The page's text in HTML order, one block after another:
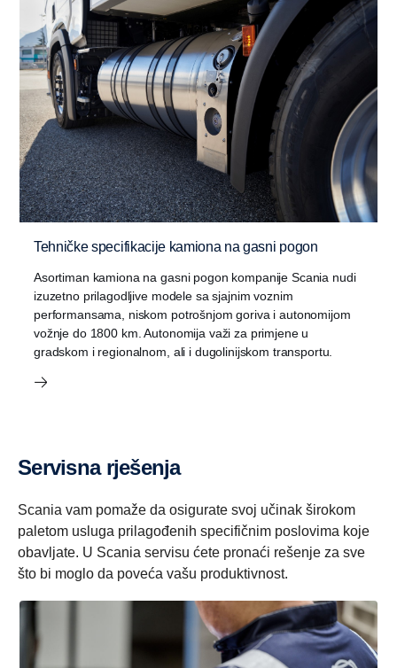
Tehničke specifikacije kamiona na gasni pogon
Asortiman kamiona na gasni pogon kompanije Scania nudi
izuzetno prilagodljive modele sa sjajnim voznim
performansama, niskom potrošnjom goriva i autonomijom
vožnje do 1800 km. Autonomija važi za primjene u
gradskom i regionalnom, ali i dugolinijskom transportu.
Servisna rješenja
Scania vam pomaže da osigurate svoj učinak širokom
paletom usluga prilagođenih specifičnim poslovima koje
obavljate. U Scania servisu ćete pronaći rešenje za sve
što bi moglo da poveća vašu produktivnost.